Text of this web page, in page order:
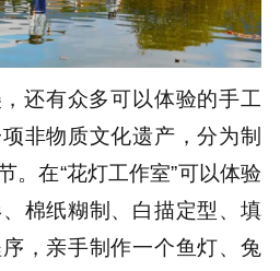
还有众多可以体验的手工
非物质文化遗产，分为制
。在“花灯工作室”可以体验
棉纸糊制、白描定型、填
，亲手制作一个鱼灯、兔